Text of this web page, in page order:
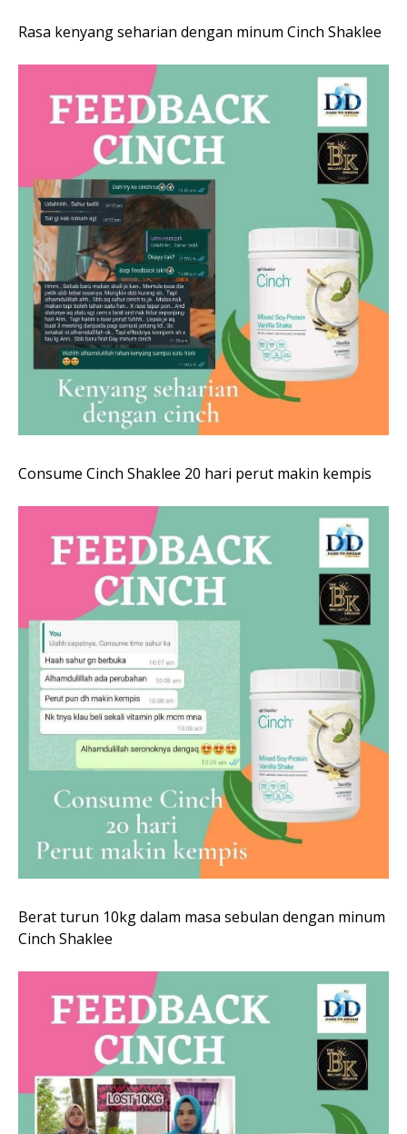
Rasa kenyang seharian dengan minum Cinch Shaklee
Consume Cinch Shaklee 20 hari perut makin kempis
Berat turun 10kg dalam masa sebulan dengan minum
Cinch Shaklee